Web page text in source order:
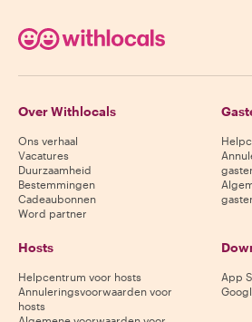
Over Withlocals
Ons verhaal
Vacatures
Duurzaamheid
Bestemmingen
Cadeaubonnen
Word partner
Hosts
Helpcentrum voor hosts
Annuleringsvoorwaarden voor
hosts
App